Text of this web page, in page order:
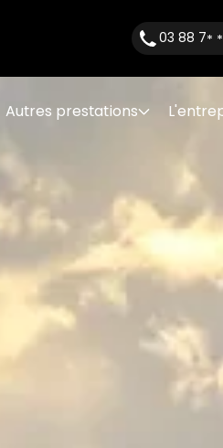
03 88 7*
Autres prestations